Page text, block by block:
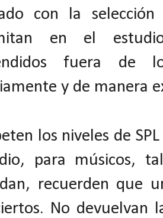
con la
en el
fuera de
y de manera
los niveles de
para músicos,
recuerden que
No devuelvan